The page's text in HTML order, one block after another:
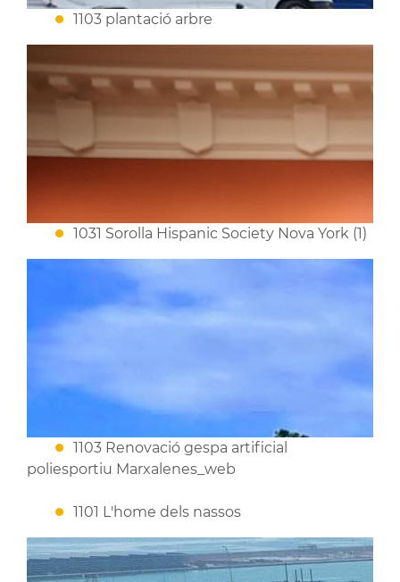
1103 plantació arbre
1031 Sorolla Hispanic Society Nova York (1)
1103 Renovació gespa artificial
poliesportiu Marxalenes_web
1101 L'home dels nassos